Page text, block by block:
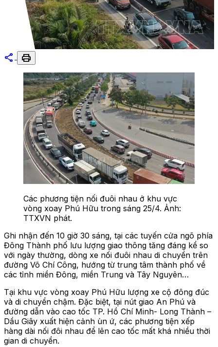
share print
Các phương tiện nối đuôi nhau ở khu vực
vòng xoay Phú Hữu trong sáng 25/4. Ảnh:
TTXVN phát.
Ghi nhận đến 10 giờ 30 sáng, tại các tuyến cửa ngõ phía
Đông Thành phố lưu lượng giao thông tăng đáng kể so
với ngày thường, dòng xe nối đuôi nhau di chuyển trên
đường Võ Chí Công, hướng từ trung tâm thành phố về
các tỉnh miền Đông, miền Trung và Tây Nguyên…
Tại khu vực vòng xoay Phú Hữu lượng xe cộ đông đúc
và di chuyển chậm. Đặc biệt, tại nút giao An Phú và
đường dẫn vào cao tốc TP. Hồ Chí Minh- Long Thành –
Dầu Giây xuất hiện cảnh ùn ứ, các phương tiện xếp
hàng dài nối đôi nhau để lên cao tốc mất khá nhiều thời
gian di chuyển.